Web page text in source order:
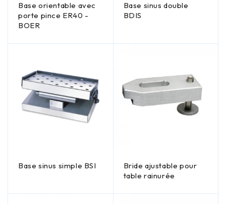
Base orientable avec
porte pince ER40 -
BOER
Base sinus double
BDIS
Base sinus simple BSI
Bride ajustable pour
table rainurée